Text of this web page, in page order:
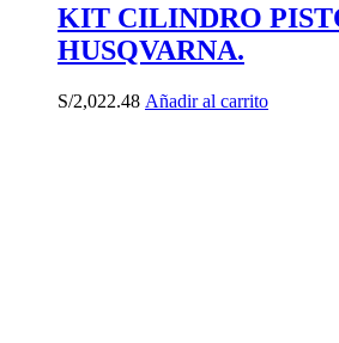
KIT CILINDRO
HUSQVARNA.
S/2,022.48 Añadir al carrito